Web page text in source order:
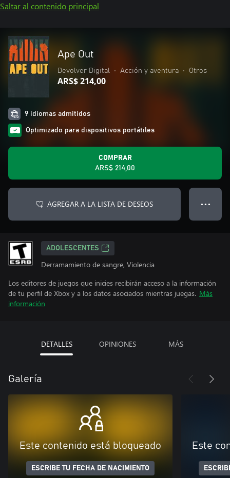
Saltar al contenido principal
Ape Out
Devolver Digital • Acción y aventura • Otros
ARS$ 214,00
9 idiomas admitidos
Optimizado para dispositivos portátiles
COMPRAR
ARS$ 214,00
AGREGAR A LA LISTA DE DESEOS ● ● ●
ADOLESCENTES
Derramamiento de sangre, Violencia
Los editores de juegos que inicies recibirán acceso a la información
de tu perfil de Xbox y a los datos asociados mientras juegas. Más
información
DETALLES OPINIONES MÁS
Galería
Este contenido está bloqueado
ESCRIBE TU FECHA DE NACIMIENTO
Este